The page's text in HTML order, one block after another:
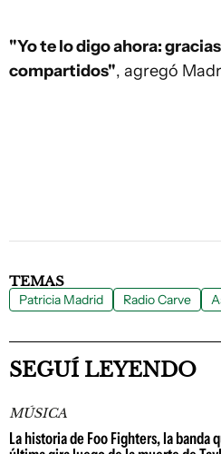
"Yo te lo digo ahora:
compartidos", agregó
TEMAS
Patricia Madrid Radio Carve
SEGUÍ LEYENDO
MÚSICA
La historia de Foo Fighters, la banda